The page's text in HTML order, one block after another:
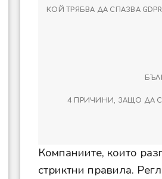
КОЙ ТРЯБВА ДА СПАЗВА
4 ПРИЧИНИ, ЗАЩО ДА
Компаниите, които
стриктни правила.